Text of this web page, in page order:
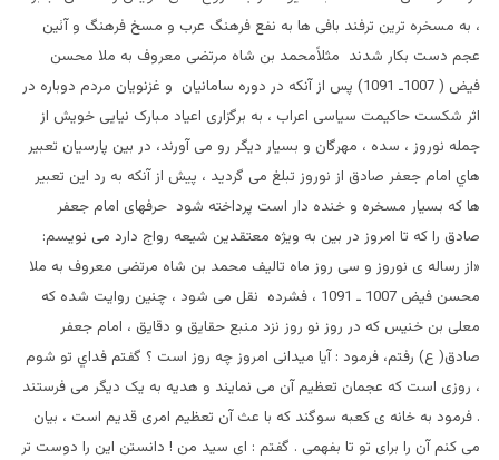
، به مسخره ترين ترفند بافی ها به نفع فرهنگ عرب و مسخ فرهنگ و آئين
عجم دست بکار شدند مثلاًمحمد بن شاه مرتضی معروف به ملا محسن
فيض ( 1007ـ 1091) پس از آنکه در دوره سامانيان و غزنويان مردم دوباره در
اثر شکست حاکيمت سياسی اعراب ، به برگزاری اعياد مبارک نيايی خويش از
جمله نوروز ، سده ، مهرگان و بسيار ديگر رو می آورند، در بين پارسيان تعبير
هاي امام جعفر صادق از نوروز تبلغ می گرديد ، پيش از آنکه به رد اين تعبير
ها که بسيار مسخره و خنده دار است پرداخته شود حرفهای امام جعفر
صادق را که تا امروز در بين به ويژه معتقدين شيعه رواج دارد می نویسم:
«از رساله ی نوروز و سی روز ماه تاليف محمد بن شاه مرتضی معروف به ملا
محسن فیض 1007 ـ 1091 ، فشرده نقل می شود ، چنین روايت شده که
معلی بن خنيس که در روز نو روز نزد منبع حقايق و دقايق ، امام جعفر
صادق( ع) رفتم، فرمود : آيا ميدانی امروز چه روز است ؟ گفتم فداي تو شوم
، روزی است که عجمان تعظيم آن می نمايند و هديه به يک ديگر می فرستند
. فرمود به خانه ی کعبه سوگند که با عث آن تعظيم امری قديم است ، بيان
می کنم آن را برای تو تا بفهمی . گفتم : ای سيد من ! دانستن اين را دوست تر